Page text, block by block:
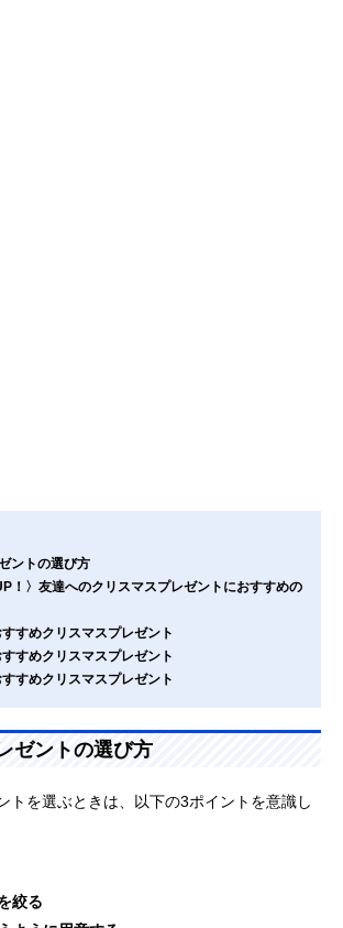
ントの選び方
！〉友達へのクリスマスプレゼントにおすすめの
すめクリスマスプレゼント
すめクリスマスプレゼント
すめクリスマスプレゼント
ゼントの選び方
トを選ぶときは、以下の3ポイントを意識し
絞る